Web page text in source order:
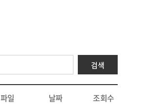
파일 날짜 조회수